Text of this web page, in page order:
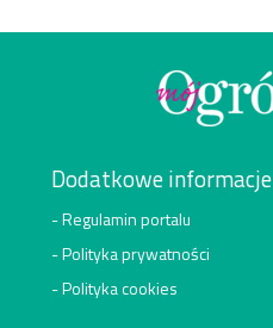
Dodatkowe informacje
Regulamin portalu
Polityka prywatności
Polityka cookies